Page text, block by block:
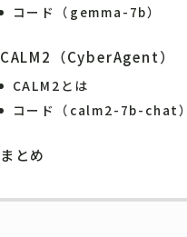
コード（gemma-7b）
CALM2（CyberAgent）
CALM2とは
コード（calm2-7b-chat
まとめ